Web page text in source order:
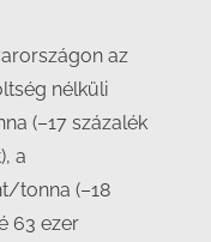
az
nélküli
(–17 százalék
a
tonna (–18
63 ezer